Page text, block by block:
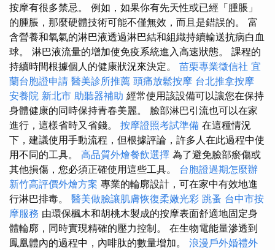
按摩有很多禁忌。 例如，如果你有先天性或已經「腫脹」
的腫脹，那麼硬體技術可能不僅無效，而且是錯誤的。 富
含營養和氧氣的淋巴液透過淋巴結和組織持續輸送抗病白血
球。 淋巴液流量的增加使免疫系統進入高速狀態。 課程的
持續時間根據個人的健康狀況來決定。 苗栗專業徵信社 宜
蘭台胞證申請 醫美診所推薦 頭痛放鬆按摩 台北推拿按摩
安養院 新北市 助聽器補助 經常使用該設備可以讓您在保持
身體健康的同時保持青春美麗。 臉部淋巴引流也可以在家
進行，這樣省時又省錢。 按摩證照考試準備 在這種情況
下，建議使用手動流程，但根據評論，許多人在此過程中使
用不同的工具。 高品質外燴餐飲選擇 為了避免臉部瘀傷或
其他損傷，您必須正確使用這些工具。 台胞證過期怎麼辦
新竹高評價外燴方案 專業的輪廓設計，可在家中有效地進
行淋巴排毒。 醫美做臉讓肌膚恢復柔嫩光彩 跳蚤 台中市按
摩服務 由環保楓木和胡桃木製成的按摩表面舒適地固定身
體輪廓，同時實現精確的壓力控制。 在生物電能量滲透到
鳳凰體內的過程中，內啡肽的數量增加。 浪漫戶外婚禮外